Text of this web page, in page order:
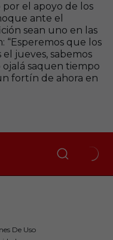
el apoyo de los
ante el
sean uno en las
“Esperemos que los
jueves, sabemos
saquen tiempo
fortín de ahora en
De Uso